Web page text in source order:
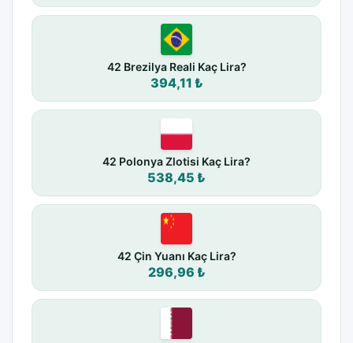
42 Brezilya Reali Kaç Lira?
394,11 ₺
42 Polonya Zlotisi Kaç Lira?
538,45 ₺
42 Çin Yuanı Kaç Lira?
296,96 ₺